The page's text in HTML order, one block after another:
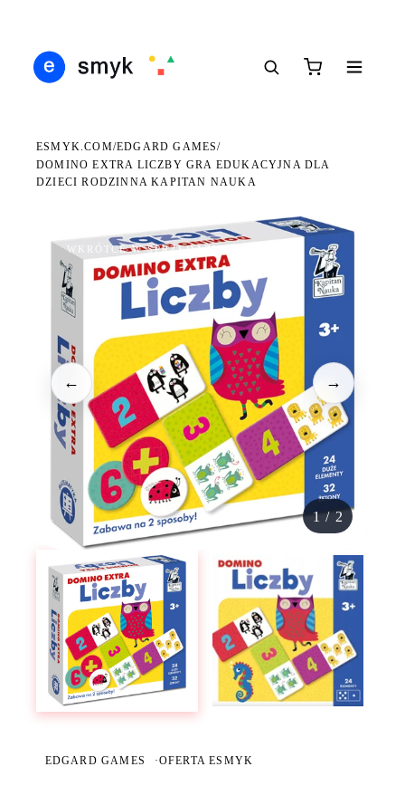
ESMYK.COM/EDGARD GAMES/
DOMINO EXTRA LICZBY GRA EDUKACYJNA DLA
DZIECI RODZINNA KAPITAN NAUKA
WKRÓTCE W SPRZEDAŻY
← →
1/ 2
EDGARD GAMES ·OFERTA ESMYK